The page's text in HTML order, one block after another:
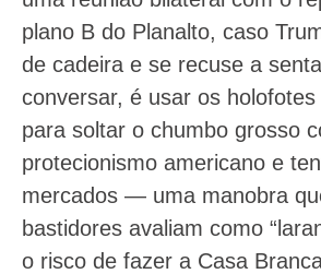
plano B do Planalto, caso
de cadeira e se recuse a
conversar, é usar os
para soltar o chumbo grosso
protecionismo americano e
mercados — uma manobra
bastidores avaliam como
o risco de fazer a Casa